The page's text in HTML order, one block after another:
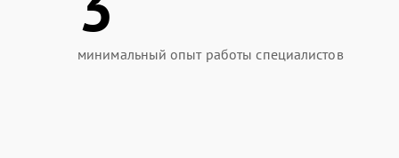
минимальный опыт работы специалистов